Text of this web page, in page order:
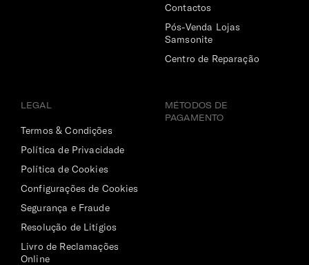
Contactos
Pós-Venda Lojas
Samsonite
Centro de Reparação
LEGAL
Termos & Condições
Política de Privacidade
Política de Cookies
Configurações de Cookies
Segurança e Fraude
Resolução de Litígios
Livro de Reclamações
Online
MÉTODOS DE
PAGAMENTO